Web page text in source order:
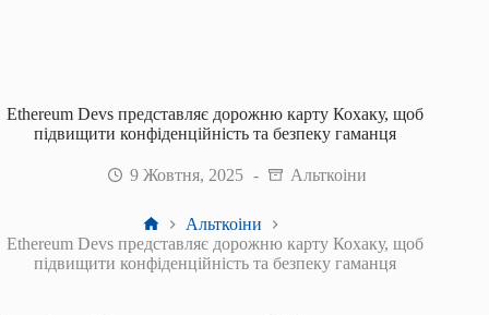
Ethereum Devs представляє дорожню карту Кохаку, щоб
підвищити конфіденційність та безпеку гаманця
9 Жовтня, 2025 Альткоіни
ГоловнаАльткоіни
Ethereum Devs представляє дорожню карту Кохаку, щоб
підвищити конфіденційність та безпеку гаманця